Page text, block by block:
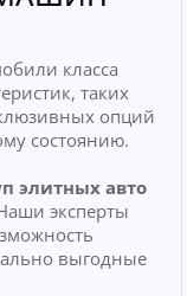
класса
таких
опций
состоянию.
элитных авто
эксперты
выгодные